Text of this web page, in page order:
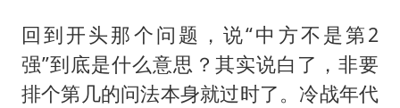
回到开头那个问题，说“中方不是第2
强”到底是什么意思？其实说白了，非要
排个第几的问法本身就过时了。冷战年代